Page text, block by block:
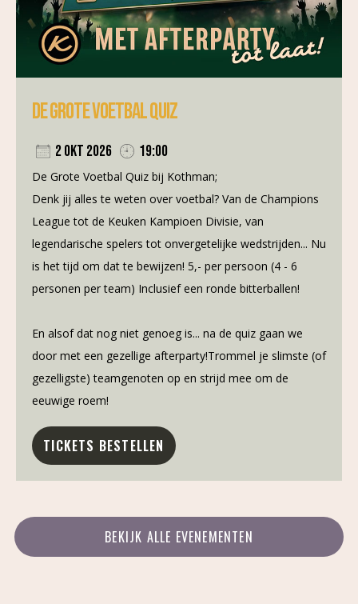
De Grote Voetbal Quiz
2 okt 2026 19:00
De Grote Voetbal Quiz bij Kothman;
Denk jij alles te weten over voetbal? Van de Champions
League tot de Keuken Kampioen Divisie, van
legendarische spelers tot onvergetelijke wedstrijden... Nu
is het tijd om dat te bewijzen! 5,- per persoon (4 - 6
personen per team) Inclusief een ronde bitterballen!
En alsof dat nog niet genoeg is... na de quiz gaan we
door met een gezellige afterparty!Trommel je slimste (of
gezelligste) teamgenoten op en strijd mee om de
eeuwige roem!
TICKETS BESTELLEN
BEKIJK ALLE EVENEMENTEN